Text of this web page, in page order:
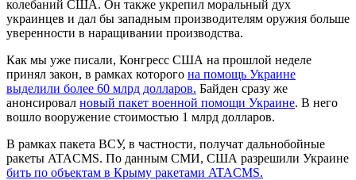
колебаний США. Он также укрепил моральный дух
украинцев и дал бы западным производителям оружия больше
уверенности в наращивании производства.
Как мы уже писали, Конгресс США на прошлой неделе
принял закон, в рамках которого на помощь Украине
выделили более 60 млрд долларов. Байден сразу же
анонсировал новый пакет военной помощи Украине. В него
вошло вооружение стоимостью 1 млрд долларов.
В рамках пакета ВСУ, в частности, получат дальнобойные
ракеты ATACMS. По данным СМИ, США разрешили Украине
бить по объектам в Крыму ракетами ATACMS.